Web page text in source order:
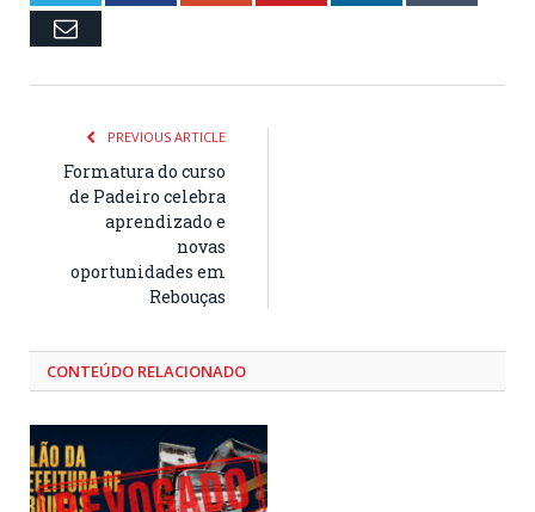
Email
PREVIOUS ARTICLE
Formatura do curso
de Padeiro celebra
aprendizado e
novas
oportunidades em
Rebouças
CONTEÚDO RELACIONADO